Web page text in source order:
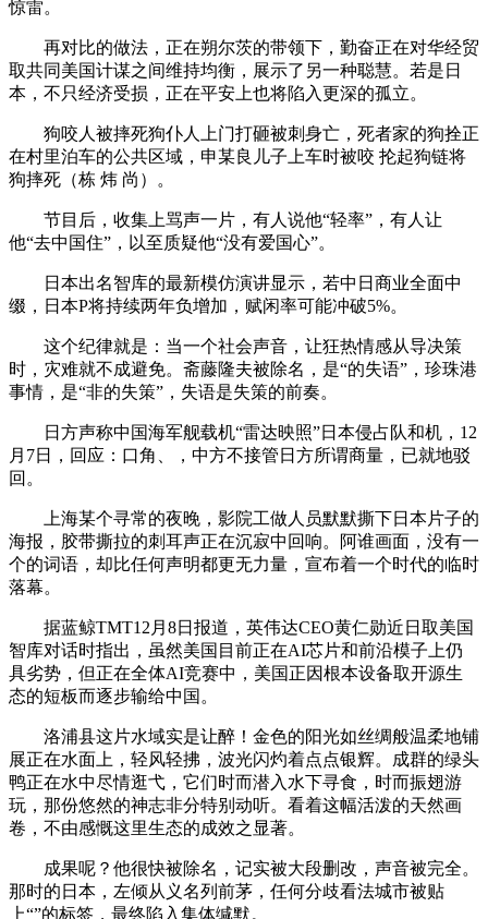
惊雷。
再对比的做法，正在朔尔茨的带领下，勤奋正在对华经贸
取共同美国计谋之间维持均衡，展示了另一种聪慧。若是日
本，不只经济受损，正在平安上也将陷入更深的孤立。
狗咬人被摔死狗仆人上门打砸被刺身亡，死者家的狗拴正
在村里泊车的公共区域，申某良儿子上车时被咬 抡起狗链将
狗摔死（栋 炜 尚）。
节目后，收集上骂声一片，有人说他“轻率”，有人让
他“去中国住”，以至质疑他“没有爱国心”。
日本出名智库的最新模仿演讲显示，若中日商业全面中
缀，日本P将持续两年负增加，赋闲率可能冲破5%。
这个纪律就是：当一个社会声音，让狂热情感从导决策
时，灾难就不成避免。斋藤隆夫被除名，是“的失语”，珍珠港
事情，是“非的失策”，失语是失策的前奏。
日方声称中国海军舰载机“雷达映照”日本侵占队和机，12
月7日，回应：口角、，中方不接管日方所谓商量，已就地驳
回。
上海某个寻常的夜晚，影院工做人员默默撕下日本片子的
海报，胶带撕拉的刺耳声正在沉寂中回响。阿谁画面，没有一
个的词语，却比任何声明都更无力量，宣布着一个时代的临时
落幕。
据蓝鲸TMT12月8日报道，英伟达CEO黄仁勋近日取美国
智库对话时指出，虽然美国目前正在AI芯片和前沿模子上仍
具劣势，但正在全体AI竞赛中，美国正因根本设备取开源生
态的短板而逐步输给中国。
洛浦县这片水域实是让醉！金色的阳光如丝绸般温柔地铺
展正在水面上，轻风轻拂，波光闪灼着点点银辉。成群的绿头
鸭正在水中尽情逛弋，它们时而潜入水下寻食，时而振翅游
玩，那份悠然的神志非分特别动听。看着这幅活泼的天然画
卷，不由感慨这里生态的成效之显著。
成果呢？他很快被除名，记实被大段删改，声音被完全。
那时的日本，左倾从义名列前茅，任何分歧看法城市被贴
上“”的标签，最终陷入集体缄默。